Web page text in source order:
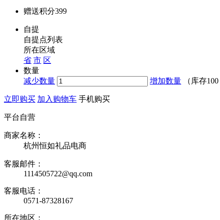
赠送积分399
自提
自提点列表
所在区域
省 市 区
数量
减少数量
增加数量 （库存100
立即购买 加入购物车 手机购买
平台自营
商家名称：
杭州恒如礼品电商
客服邮件：
1114505722@qq.com
客服电话：
0571-87328167
所在地区：